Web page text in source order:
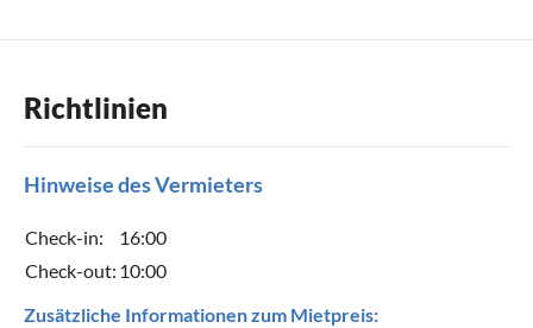
Richtlinien
Hinweise des Vermieters
Check-in:
16:00
Check-out: 10:00
Zusätzliche Informationen zum Mietpreis: